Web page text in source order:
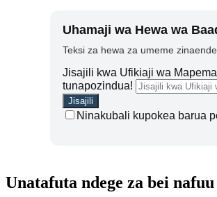
Uhamaji wa Hewa wa
Teksi za hewa za umeme
Jisajili kwa Ufikiaji wa
tunapozindua!
Ninakubali kupokea barua
Unatafuta ndege za bei